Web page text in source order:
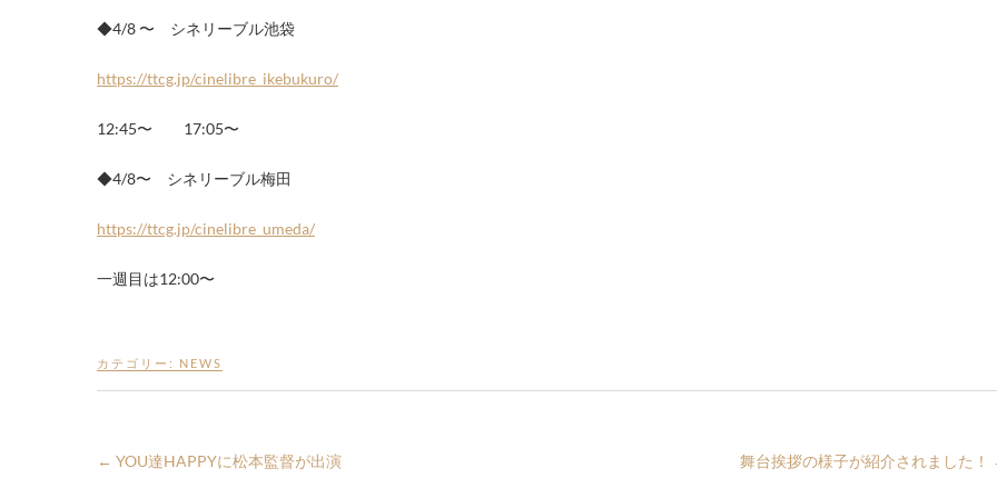
◆4/8 〜 シネリーブル池袋
https://ttcg.jp/cinelibre_ikebukuro/
12:45〜 17:05〜
◆4/8〜 シネリーブル梅田
https://ttcg.jp/cinelibre_umeda/
一週目は12:00〜
カテゴリー: NEWS
← YOU達HAPPYに松本監督が出演 舞台挨拶の様子が紹介されました！